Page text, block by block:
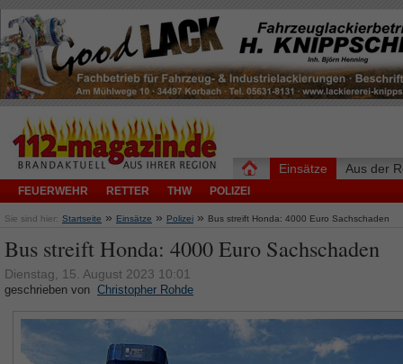
Einsätze
FEUERWEHR RETTER THW POLIZEI
Aus der
Sie sind hier: Startseite » Einsätze » Polizei » Bus streift Honda: 4000 Euro Sachschaden
Bus streift Honda: 4000 Euro Sachschaden
Dienstag, 15. August 2023 10:01
geschrieben von Christopher Rohde